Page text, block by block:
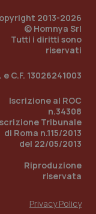
2013-2026
© Homnya Srl
Tutti i diritti sono
riservati
e C.F. 13026241003
Iscrizione al ROC
n.34308
Tribunale
di Roma n.115/2013
del 22/05/2013
Riproduzione
riservata
Privacy Policy
1
Scadenza